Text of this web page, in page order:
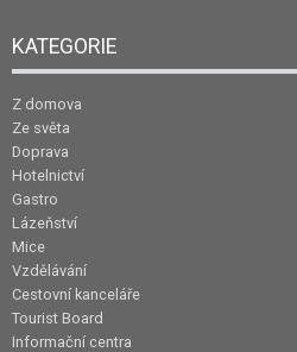
KATEGORIE
Z domova
Ze světa
Doprava
Hotelnictví
Gastro
Lázeňství
Mice
Vzdělávání
Cestovní kanceláře
Tourist Board
Informační centra